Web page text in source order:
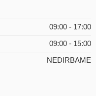
09:00 - 17:00
09:00 - 15:00
NEDIRBAME